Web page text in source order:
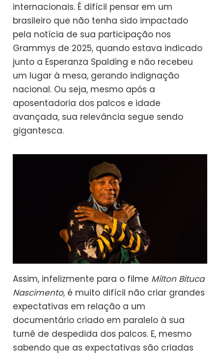
internacionais. É difícil pensar em um
brasileiro que não tenha sido impactado
pela notícia de sua participação nos
Grammys de 2025, quando estava indicado
junto a Esperanza Spalding e não recebeu
um lugar à mesa, gerando indignação
nacional. Ou seja, mesmo após a
aposentadoria dos palcos e idade
avançada, sua relevância segue sendo
gigantesca.
Assim, infelizmente para o filme Milton Bituca
Nascimento, é muito difícil não criar grandes
expectativas em relação a um
documentário criado em paralelo à sua
turnê de despedida dos palcos. E, mesmo
sabendo que as expectativas são criadas